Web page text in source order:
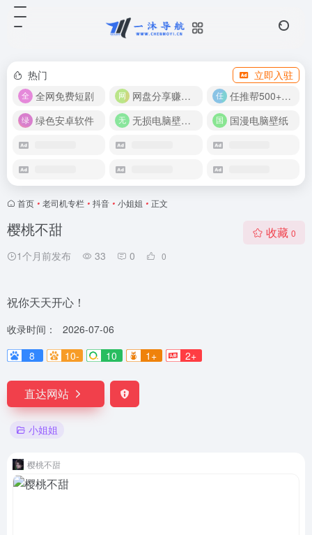
热门
立即入驻
全网免费短剧
网盘分享赚奖金！
任推帮500+推广项目！
绿色安卓软件
无损电脑壁纸合集 国漫电脑壁纸
首页 • 老司机专栏 • 抖音 • 小姐姐 • 正文
樱桃不甜
1个月前发布 33 0 0
收藏 0
祝你天天开心！
收录时间：
2026-07-06
8
10- 10 1+ 2+
直达网站
小姐姐
樱桃不甜